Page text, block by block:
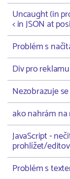
Uncaught (in
< in JSON at
Problém s
Div pro
Nezobrazuje
ako nahrám
JavaScript -
prohlížet/
Problém s